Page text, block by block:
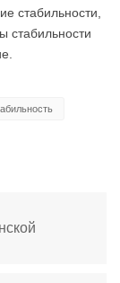
стабильности,
стабильности